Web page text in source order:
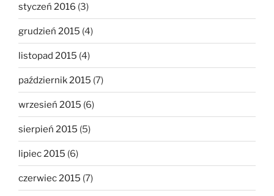
styczeń 2016 (3)
grudzień 2015 (4)
listopad 2015 (4)
październik 2015 (7)
wrzesień 2015 (6)
sierpień 2015 (5)
lipiec 2015 (6)
czerwiec 2015 (7)